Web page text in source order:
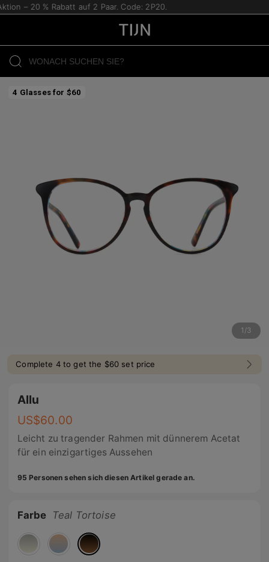
– 20 % Rabatt auf 2 Paar. Code: 2P20.
4 Glasses for $60
1 /3
Complete 4 to get the $60 set price
Allu
US$60.00
Leicht zu tragender Rahmen mit dünnerem Acetat
für ein einzigartiges Aussehen
95 Personen sehen sich diesen Artikel gerade an.
Farbe Teal Tortoise